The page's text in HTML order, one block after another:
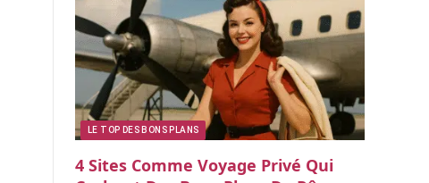
LE TOP DES BONS PLANS
4 Sites Comme Voyage Privé Qui